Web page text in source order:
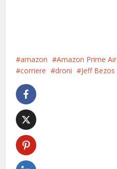
amazon Amazon Prime Air
corriere
droni Jeff Bezos